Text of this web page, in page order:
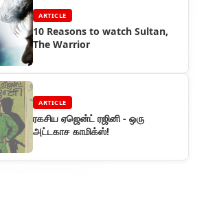
ARTICLE
10 Reasons to watch Sultan,
The Warrior
ARTICLE
ரகசிய ஏஜென்ட் ரஜினி - ஒரு
அட்டகாச காமிக்ஸ்!